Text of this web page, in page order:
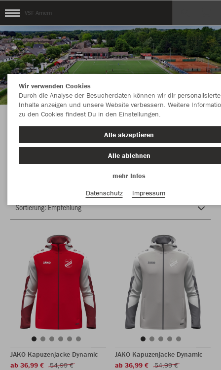
VSF Amern
Herzlich Willkommen im Teamshop VSF Amern
Farbe
JAKO Kapuzenjacke Dynamic
ab 36,99 €
54,99 €
JAKO Kapuzenjacke Dynamic
ab 36,99 €
54,99 €
Wir verwenden Cookies
Durch die Analyse der Besucherdaten können wir dir personalisierte
Inhalte anzeigen und unsere Website verbessern. Weitere
zu den Cookies findest Du in den Einstellungen.
Alle akzeptieren
Alle ablehnen
mehr Infos
Datenschutz
Impressum